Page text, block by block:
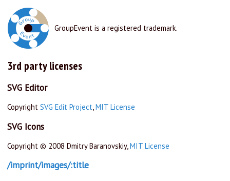
GroupEvent is a registered trademark.
3rd party licenses
SVG Editor
Copyright SVG Edit Project,MIT License
SVG Icons
Copyright © 2008 Dmitry Baranovskiy, MIT License
/imprint/images/:title